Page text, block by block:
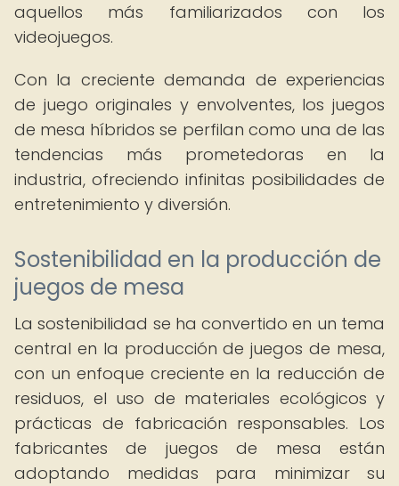
aquellos más familiarizados con los
videojuegos.
Con la creciente demanda de experiencias
de juego originales y envolventes, los juegos
de mesa híbridos se perfilan como una de las
tendencias más prometedoras en la
industria, ofreciendo infinitas posibilidades de
entretenimiento y diversión.
Sostenibilidad en la producción de
juegos de mesa
La sostenibilidad se ha convertido en un tema
central en la producción de juegos de mesa,
con un enfoque creciente en la reducción de
residuos, el uso de materiales ecológicos y
prácticas de fabricación responsables. Los
fabricantes de juegos de mesa están
adoptando medidas para minimizar su